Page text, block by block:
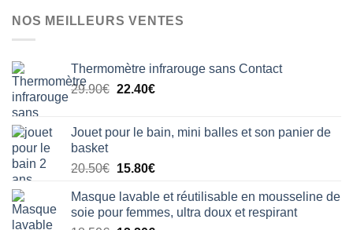
NOS MEILLEURS VENTES
Thermomètre infrarouge sans Contact
29.90€ Le
était :
22.40€Le
est :
Jouet pour le bain, mini balles et son panier de
basket
20.50€ Le
initial
était :
15.80€Le
actuel
est :
Masque lavable et réutilisable en mousseline de
soie pour femmes, ultra doux et respirant